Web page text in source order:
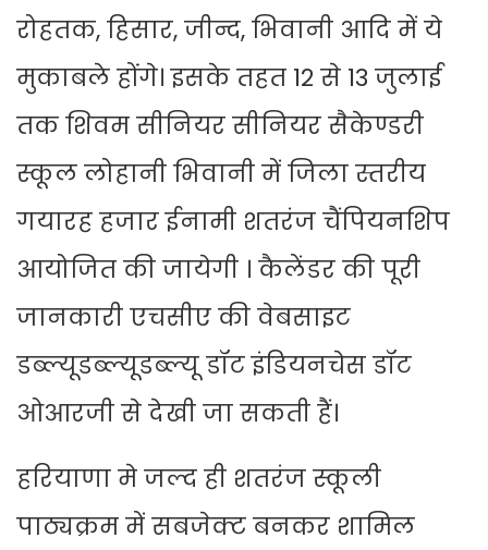
रोहतक, हिसार, जीन्द, भिवानी आदि में ये
मुकाबले होंगे। इसके तहत 12 से 13 जुलाई
तक शिवम सीनियर सीनियर सैकेण्डरी
स्कूल लोहानी भिवानी में जिला स्तरीय
गयारह हजार ईनामी शतरंज चैंपियनशिप
आयोजित की जायेगी । कैलेंडर की पूरी
जानकारी एचसीए की वेबसाइट
डब्ल्यूडब्ल्यूडब्ल्यू डॉट इंडियनचेस डॉट
ओआरजी से देखी जा सकती हैं।
हरियाणा मे जल्द ही शतरंज स्कूली
पाठ्यक्रम में सबजेक्ट बनकर शामिल